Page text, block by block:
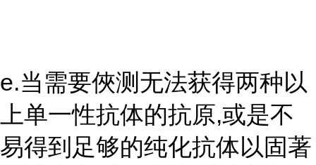
e.当需要俠测无法获得两种以
上单一性抗体的抗原,或是不
易得到足够的纯化抗体以固著